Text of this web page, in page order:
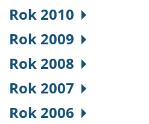
Rok 2010
Rok 2009
Rok 2008
Rok 2007
Rok 2006